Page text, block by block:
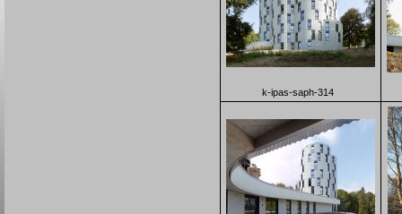
k-ipas-saph-314